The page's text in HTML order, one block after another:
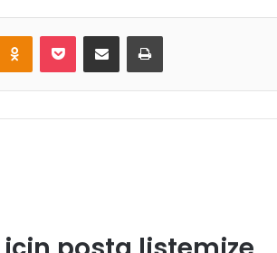
Odnoklassniki
Pocket E-Posta ile paylaş Yazdır